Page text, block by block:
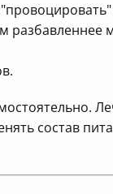
состав